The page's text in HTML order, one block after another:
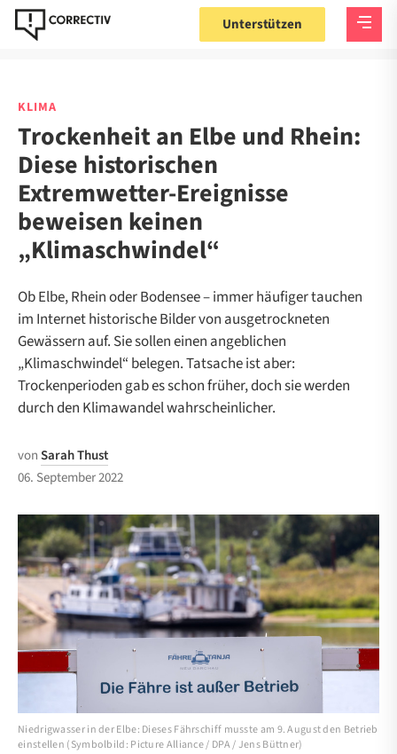
Unterstützen
KLIMA
Trockenheit an Elbe und Rhein:
Diese historischen
Extremwetter-Ereignisse
beweisen keinen
„Klimaschwindel“
Ob Elbe, Rhein oder Bodensee – immer häufiger tauchen
im Internet historische Bilder von ausgetrockneten
Gewässern auf. Sie sollen einen angeblichen
„Klimaschwindel“ belegen. Tatsache ist aber:
Trockenperioden gab es schon früher, doch sie werden
durch den Klimawandel wahrscheinlicher.
vonSarah Thust
06. September 2022
Niedrigwasser in der Elbe: Dieses Fährschiff musste am 9. August den Betrieb
einstellen (Symbolbild: Picture Alliance / DPA / Jens Büttner)